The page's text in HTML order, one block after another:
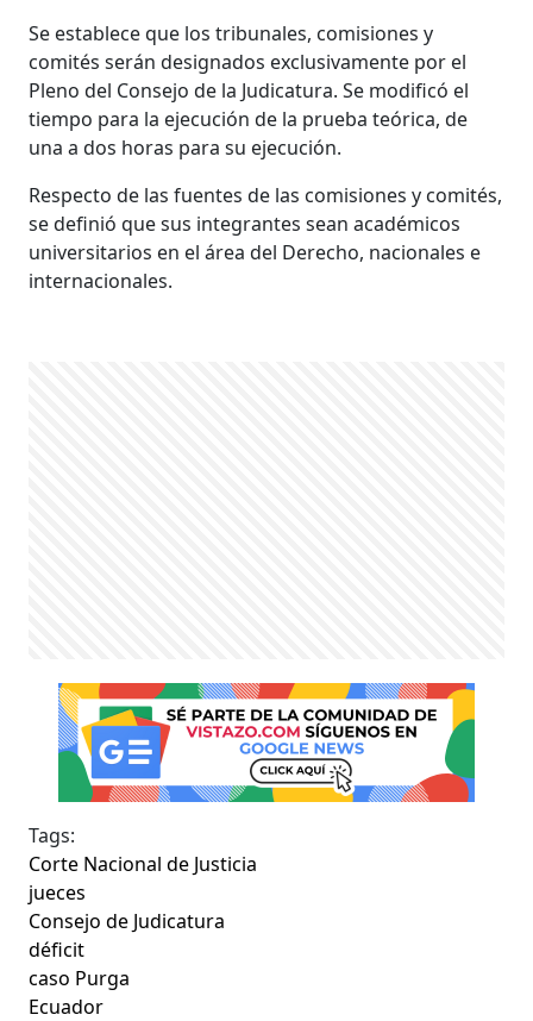
Se establece que los tribunales, comisiones y
comités serán designados exclusivamente por el
Pleno del Consejo de la Judicatura. Se modificó el
tiempo para la ejecución de la prueba teórica, de
una a dos horas para su ejecución.
Respecto de las fuentes de las comisiones y comités,
se definió que sus integrantes sean académicos
universitarios en el área del Derecho, nacionales e
internacionales.
Tags:
Corte Nacional de Justicia
jueces
Consejo de Judicatura
déficit
caso Purga
Ecuador